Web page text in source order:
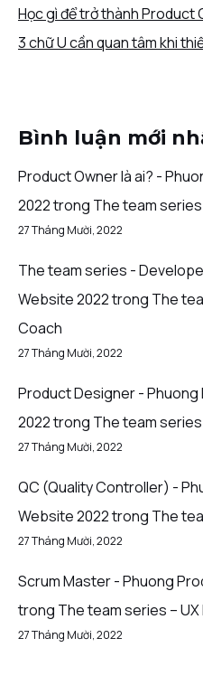
Học gì để trở thành Product
3 chữ U cần quan tâm khi
Bình luận mới
Product Owner là ai? -
2022trong The team
27 Tháng Mười, 2022
The team series -
Website 2022trong The
Coach
27 Tháng Mười, 2022
Product Designer -
2022trong The team
27 Tháng Mười, 2022
QC (Quality Controller) -
Website 2022trong The
27 Tháng Mười, 2022
Scrum Master - Phuong
trong The team series –
27 Tháng Mười, 2022